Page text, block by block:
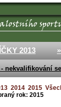
2013
nekvalifikování
2014 2015
rok: 2015